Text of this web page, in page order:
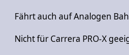
Fährt auch auf Analogen
Nicht für Carrera PRO-X